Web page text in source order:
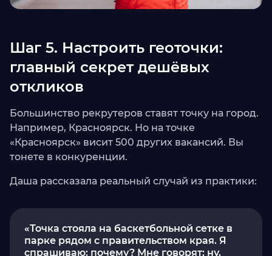
Шаг 5. Настроить геоточки:
главный секрет дешёвых
откликов
Большинство рекрутеров ставят точку на город.
Например, Красноярск. Но на точке
«Красноярск» висит 500 других вакансий. Вы
тонете в конкуренции.
Даша рассказала реальный случай из практики:
«Точка стояла на баскетбольной сетке в
парке рядом с правительством края. Я
спрашиваю: почему? Мне говорят: ну,